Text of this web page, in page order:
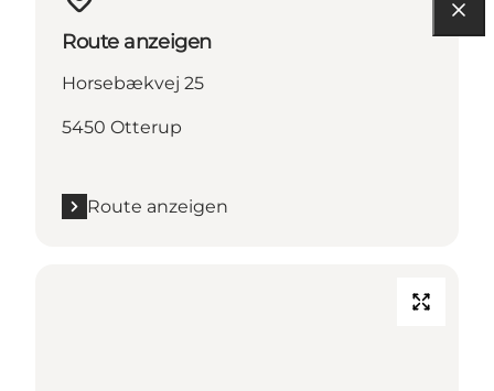
Route anzeigen
Horsebækvej 25
5450 Otterup
Route anzeigen